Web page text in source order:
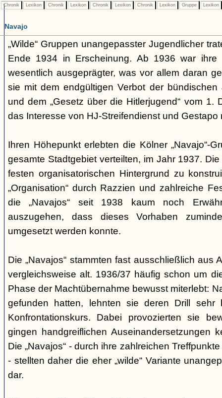
Chronik Lexikon Chronik Lexikon Chronik Lexikon Chronik Lexikon Gruppe Lexikon
Navajo
„Wilde“ Gruppen unangepasster Jugendlicher
Ende 1934 in Erscheinung. Ab 1936 war ihre
wesentlich ausgeprägter, was vor allem daran
sie mit dem endgültigen Verbot der
und dem „Gesetz über die Hitlerjugend“ vom 1.
das Interesse von HJ-Streifendienst und Gestapo
Ihren Höhepunkt erlebten die Kölner „Navajo“-
gesamte Stadtgebiet verteilten, im Jahr 1937.
festen organisatorischen Hintergrund zu
„Organisation“ durch Razzien und zahlreiche
die „Navajos“ seit 1938 kaum noch
auszugehen, dass dieses Vorhaben
umgesetzt werden konnte.
Die „Navajos“ stammten fast ausschließlich aus
vergleichsweise alt. 1936/37 häufig schon um
Phase der Machtübernahme bewusst miterlebt:
gefunden hatten, lehnten sie deren Drill
Konfrontationskurs. Dabei provozierten sie
gingen handgreiflichen Auseinandersetzungen
Die „Navajos“ - durch ihre zahlreichen
- stellten daher die eher „wilde“ Variante
dar.